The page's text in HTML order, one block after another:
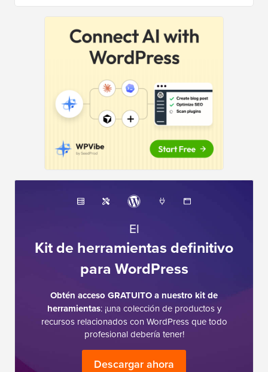
El
Kit de herramientas definitivo
para WordPress
Obtén acceso GRATUITO a nuestro kit de
herramientas: ¡una colección de productos y
recursos relacionados con WordPress que todo
profesional debería tener!
Descargar ahora